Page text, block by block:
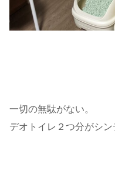
一切の無駄がない。
デオトイレ２つ分がシン